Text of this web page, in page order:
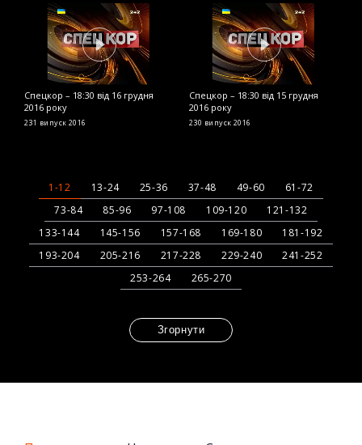
Спецкор – 18:30 від 16 грудня
2016 року
231 випуск 2016
Спецкор – 18:30 від 15 грудня
2016 року
230 випуск 2016
1-12 13-24 25-36 37-48 49-60
61-72
73-84
85-96 97-108 109-120
121-132
133-144
145-156 157-168 169-180
181-192
193-204
205-216 217-228 229-240
241-252
253-264
265-270
Згорнути